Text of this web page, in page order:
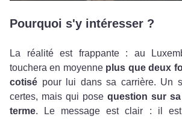
Pourquoi s'y intéresser ?
La réalité est frappante : au
touchera en moyenne plus que deux
cotisé pour lui dans sa carrière. Un
certes, mais qui pose question sur
terme. Le message est clair : il